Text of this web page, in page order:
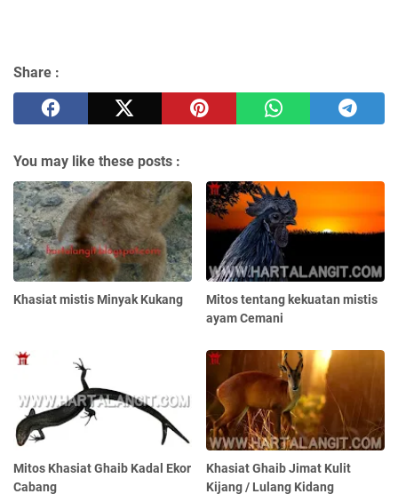
Share :
You may like these posts :
Khasiat mistis Minyak Kukang
Mitos tentang kekuatan mistis
ayam Cemani
Mitos Khasiat Ghaib Kadal Ekor
Cabang
Khasiat Ghaib Jimat Kulit
Kijang / Lulang Kidang